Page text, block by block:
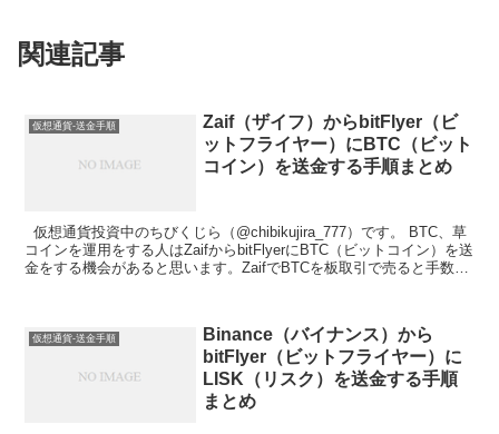
関連記事
仮想通貨-送金手順
Zaif（ザイフ）からbitFlyer（ビ
ットフライヤー）にBTC（ビット
コイン）を送金する手順まとめ
仮想通貨投資中のちびくじら（@chibikujira_777）です。 BTC、草
コインを運用をする人はZaifからbitFlyerにBTC（ビットコイン）を送
金をする機会があると思います。ZaifでBTCを板取引で売ると手数料
仮想通貨-送金手順
Binance（バイナンス）から
bitFlyer（ビットフライヤー）に
LISK（リスク）を送金する手順
まとめ